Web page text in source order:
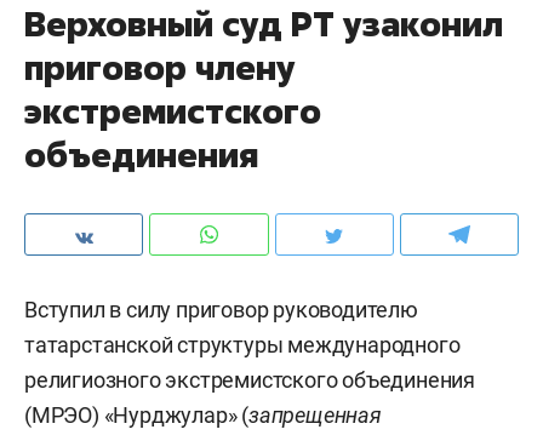
Верховный суд РТ узаконил
приговор члену
экстремистского
объединения
Вступил в силу приговор руководителю
татарстанской структуры международного
религиозного экстремистского объединения
(МРЭО) «Нурджулар» (запрещенная